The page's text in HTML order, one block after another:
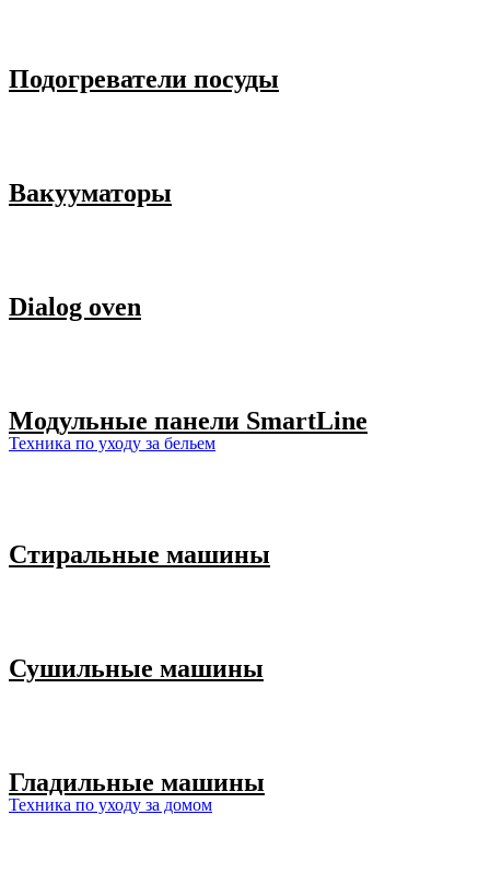
Подогреватели посуды
Вакууматоры
Dialog oven
Модульные панели SmartLine
Техника по уходу за бельем
Стиральные машины
Сушильные машины
Гладильные машины
Техника по уходу за домом